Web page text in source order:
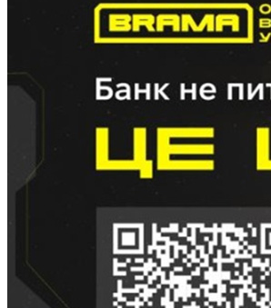
Кадрові зміни
Працевлаштування
Про глухих
Все про УТОГ: ваші права,
Важлива інформація
Історія глухих
Брифінги
Корисні інформаційні
Про УТОГ
Керівництво УТОГ
Громадські ради УТОГ ⩺
Всеукраїнська Рада
організацій УТОГ